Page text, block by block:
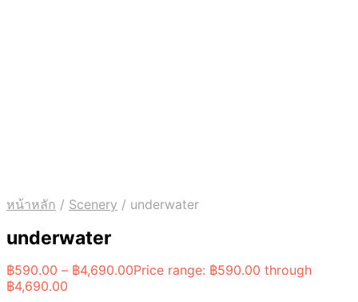
หน้าหลัก / Scenery / underwater
underwater
฿590.00 – ฿4,690.00Price range: ฿590.00 through
฿4,690.00